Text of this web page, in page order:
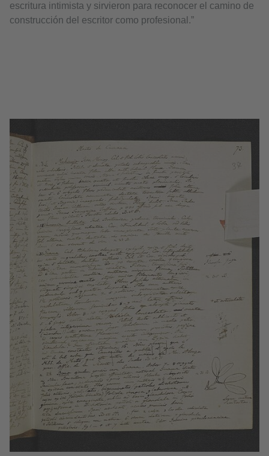
escritura intimista y sirvieron para reconocer el camino de
construcción del escritor como profesional.”